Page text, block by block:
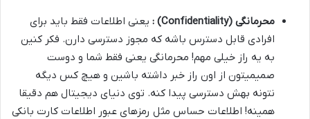
محرمانگی (Confidentiality)
: یعنی اطلاعات فقط باید برای
افرادی قابل دسترس باشه که مجوز دسترسی دارن. فکر کنین
به یه راز خیلی مهم! محرمانگی یعنی فقط شما و دوست
صمیمیتون از اون راز خبر داشته باشین و هیچ کس دیگه
نتونه بهش دسترسی پیدا کنه. توی دنیای دیجیتال هم دقیقا
همینه! اطلاعات حساس مثل رمزهای عبور اطلاعات کارت بانکی